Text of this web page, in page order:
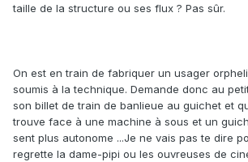
taille de la structure ou ses flux ? Pas sûr.
On est en train de fabriquer un usager
soumis à la technique. Demande donc au
son billet de train de banlieue au guichet et
trouve face à une machine à sous et un
sent plus autonome ...Je ne vais pas te dire
regrette la dame-pipi ou les ouvreuses de